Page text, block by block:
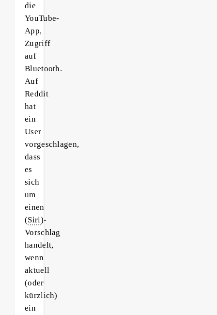
die
YouTube-
App,
Zugriff
auf
Bluetooth.
Auf
Reddit
hat
ein
User
vorgeschlagen,
dass
es
sich
um
einen
(Siri)-
Vorschlag
handelt,
wenn
aktuell
(oder
kürzlich)
ein